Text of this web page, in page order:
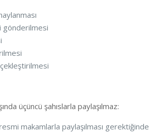
gönderilmesi
üçüncü şahıslarla paylaşılmaz:
makamlarla paylaşılması gerektiğinde